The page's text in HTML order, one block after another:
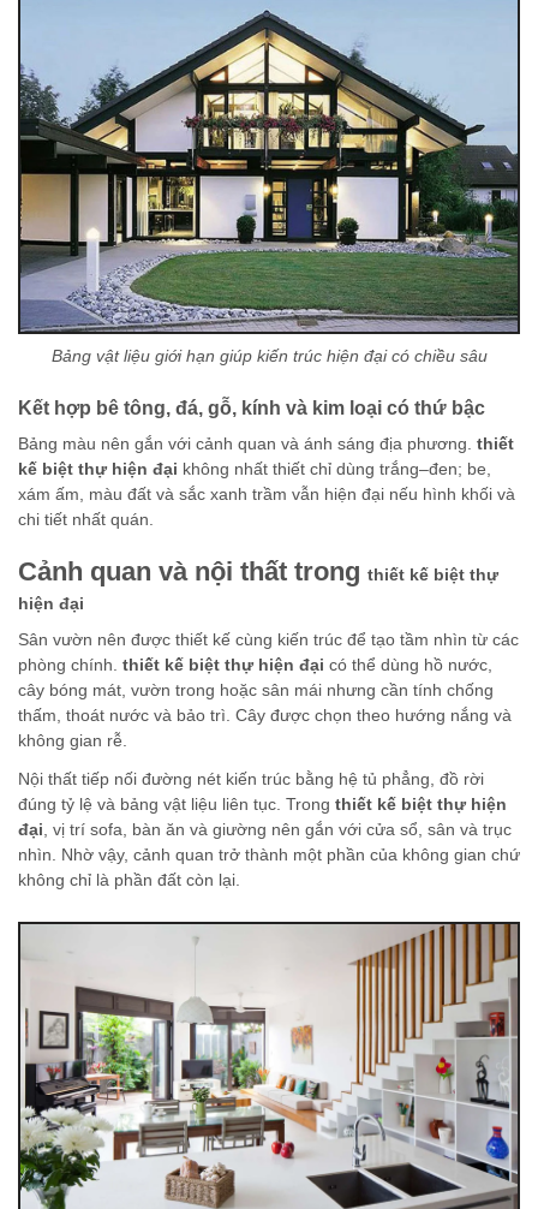
Bảng vật liệu giới hạn giúp kiến trúc hiện đại có chiều sâu
Kết hợp bê tông, đá, gỗ, kính và kim loại có thứ bậc
Bảng màu nên gắn với cảnh quan và ánh sáng địa phương. thiết
kế biệt thự hiện đại không nhất thiết chỉ dùng trắng–đen; be,
xám ấm, màu đất và sắc xanh trầm vẫn hiện đại nếu hình khối và
chi tiết nhất quán.
Cảnh quan và nội thất trong thiết kế biệt thự
hiện đại
Sân vườn nên được thiết kế cùng kiến trúc để tạo tầm nhìn từ các
phòng chính. thiết kế biệt thự hiện đại có thể dùng hồ nước,
cây bóng mát, vườn trong hoặc sân mái nhưng cần tính chống
thấm, thoát nước và bảo trì. Cây được chọn theo hướng nắng và
không gian rễ.
Nội thất tiếp nối đường nét kiến trúc bằng hệ tủ phẳng, đồ rời
đúng tỷ lệ và bảng vật liệu liên tục. Trong thiết kế biệt thự hiện
đại , vị trí sofa, bàn ăn và giường nên gắn với cửa sổ, sân và trục
nhìn. Nhờ vậy, cảnh quan trở thành một phần của không gian chứ
không chỉ là phần đất còn lại.